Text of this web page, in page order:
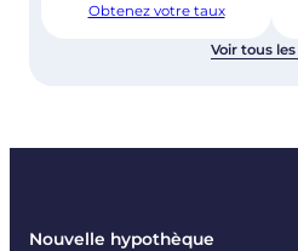
Obtenez votre taux
Voir tous
Nouvelle hypothèque